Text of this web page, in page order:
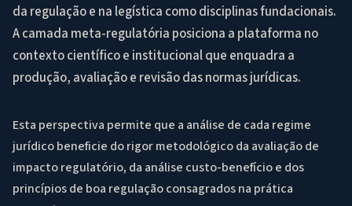
da regulação e na legística como disciplinas fundacionais.
A camada meta-regulatória posiciona a plataforma no
contexto científico e institucional que enquadra a
produção, avaliação e revisão das normas jurídicas.
Esta perspectiva permite que a análise de cada regime
jurídico beneficie do rigor metodológico da avaliação de
impacto regulatório, da análise custo-benefício e dos
princípios de boa regulação consagrados na prática